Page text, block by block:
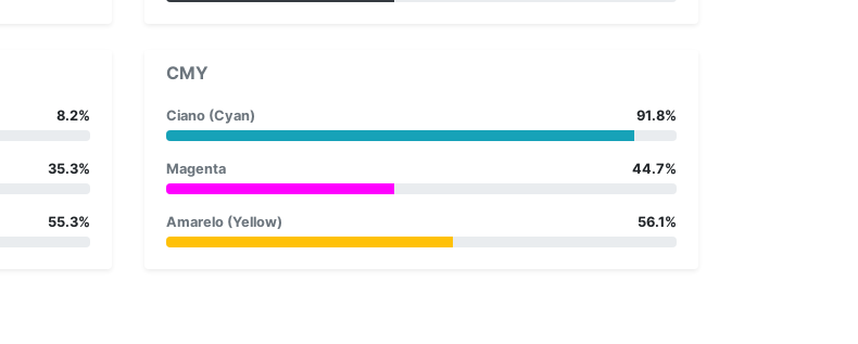
8.2%
35.3%
55.3%
CMY
Ciano (Cyan) 91.8%
Magenta 44.7%
Amarelo (Yellow) 56.1%